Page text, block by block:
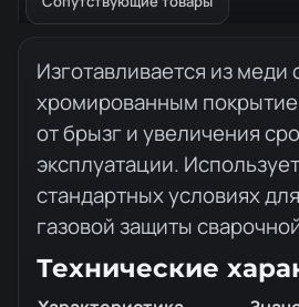
Описание товара
Изготавливается из меди
хромированным
от брызг и увеличения
эксплуатации.
стандартных условиях
газовой защиты
Технические